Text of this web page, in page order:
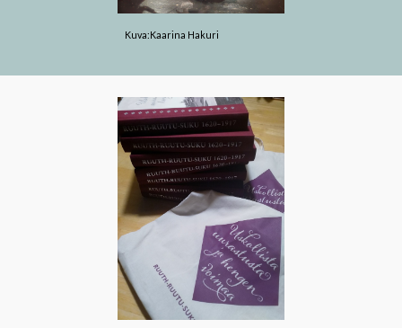
Kuva:Kaarina Hakuri